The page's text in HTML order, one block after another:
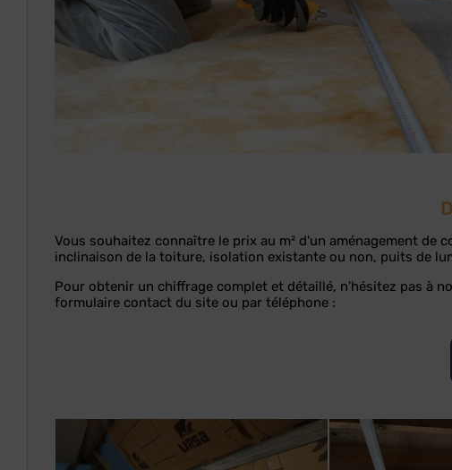
Vous souhaitez connaître le prix au m² d'un aménagement
inclinaison de la toiture, isolation existante ou non, puits de
Pour obtenir un chiffrage complet et détaillé, n'hésitez pas à
formulaire contact du site ou par téléphone :